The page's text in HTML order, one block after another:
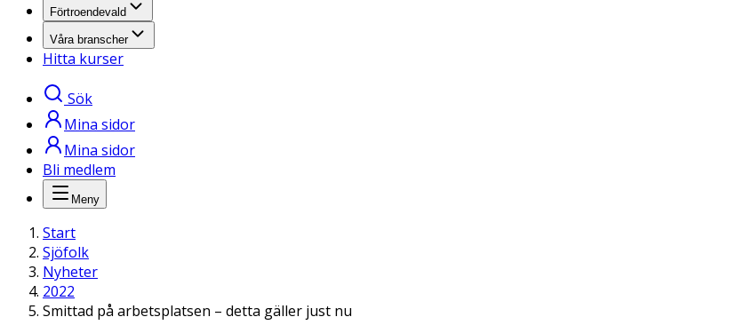
Förtroendevald
Våra branscher
Hitta kurser
Sök
Mina sidor
Mina sidor
Bli medlem
Meny
Start
Sjöfolk
Nyheter
2022
Smittad på arbetsplatsen – detta gäller just nu